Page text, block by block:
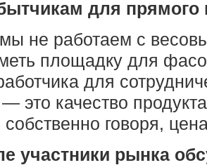
для прямого
не работаем с
площадку для
для
это качество
говоря,
участники рынка